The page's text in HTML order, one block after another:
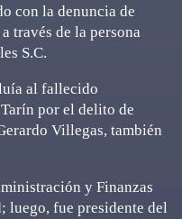
con la denuncia de
través de la persona
S.C.
al fallecido
por el delito de
Villegas, también
y Finanzas
luego, fue presidente del